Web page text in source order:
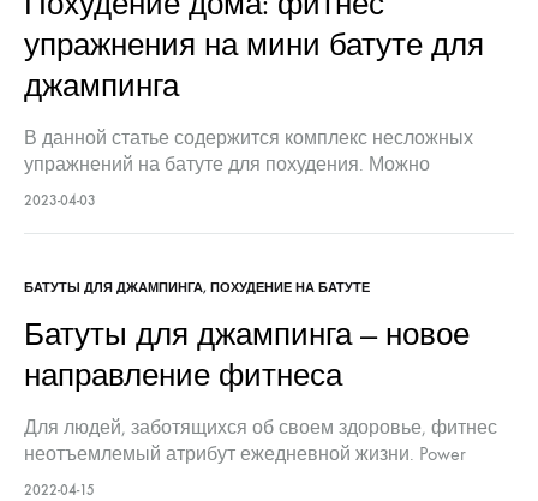
упражнения на мини батуте для
джампинга
В данной статье содержится комплекс несложных
упражнений на батуте для похудения. Можно
включить их в свою ежедневную тренировку и
2023-04-03
БАТУТЫ ДЛЯ ДЖАМПИНГА, ПОХУДЕНИЕ НА БАТУТЕ
Батуты для джампинга — новое
направление фитнеса
Для людей, заботящихся об своем здоровье, фитнес
неотъемлемый атрибут ежедневной жизни. Power
Jump– новое направление фитнеса, при котором
2022-04-15